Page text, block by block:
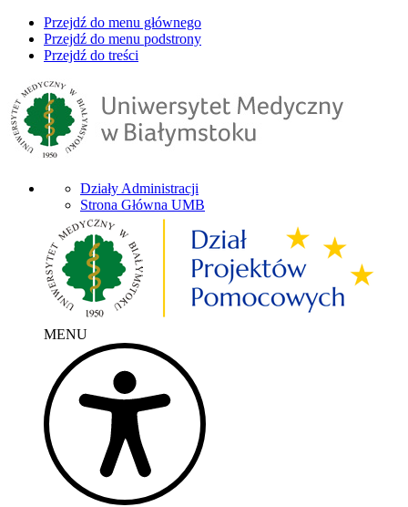
Przejdź do menu głównego
Przejdź do menu podstrony
Przejdź do treści
Działy Administracji
Strona Główna UMB
MENU